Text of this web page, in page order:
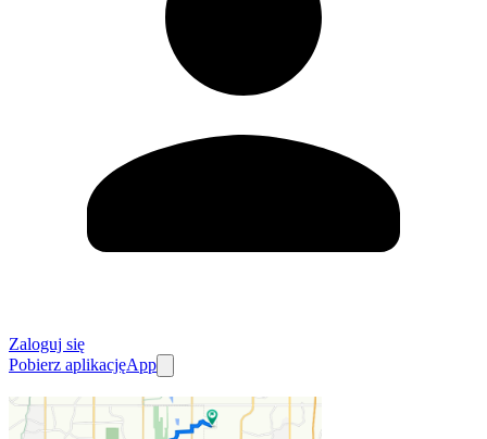
Zaloguj się
Pobierz aplikacjęApp